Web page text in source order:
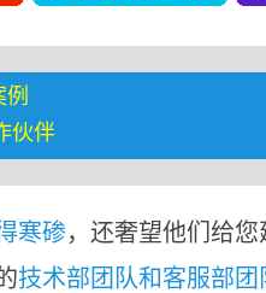
伙伴
寒碜，还奢望他们给您
技术部团队和客服部团